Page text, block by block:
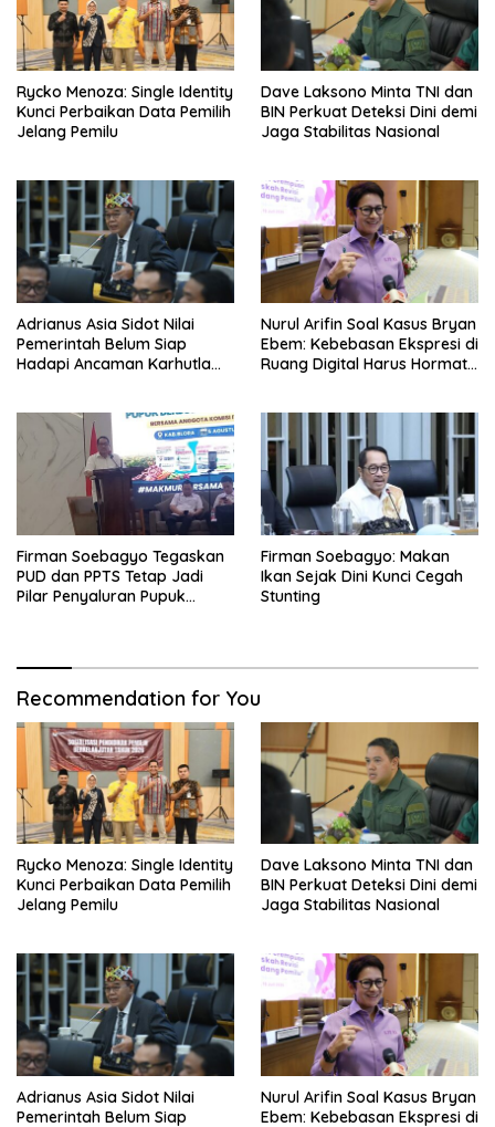
Rycko Menoza: Single Identity
Kunci Perbaikan Data Pemilih
Jelang Pemilu
Dave Laksono Minta TNI dan
BIN Perkuat Deteksi Dini demi
Jaga Stabilitas Nasional
Adrianus Asia Sidot Nilai
Pemerintah Belum Siap
Hadapi Ancaman Karhutla
Nurul Arifin Soal Kasus Bryan
Ebem: Kebebasan Ekspresi di
Ruang Digital Harus Hormati
Firman Soebagyo Tegaskan
PUD dan PPTS Tetap Jadi
Pilar Penyaluran Pupuk
Firman Soebagyo: Makan
Ikan Sejak Dini Kunci Cegah
Stunting
Recommendation for You
Rycko Menoza: Single Identity
Kunci Perbaikan Data Pemilih
Jelang Pemilu
Dave Laksono Minta TNI dan
BIN Perkuat Deteksi Dini demi
Jaga Stabilitas Nasional
Adrianus Asia Sidot Nilai
Pemerintah Belum Siap
Nurul Arifin Soal Kasus Bryan
Ebem: Kebebasan Ekspresi di